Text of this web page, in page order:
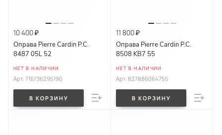
10 400 ₽
Оправа Pierre Cardin P.C.
8487 05L 52
НЕТ В НАЛИЧИИ
Арт. 716736295190
В КОРЗИНУ
11 800 ₽
Оправа Pierre Cardin P.C.
8508 KB7 55
НЕТ В НАЛИЧИИ
Арт. 827886064755
В КОРЗИНУ